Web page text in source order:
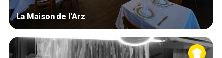
La Maison de l'Arz